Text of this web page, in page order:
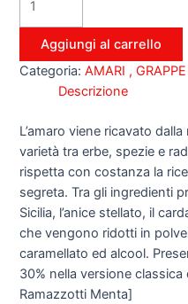
Aggiungi al carrello
Categoria:AMARI ,
Descrizione
L’amaro viene ricavato
varietà tra erbe, spezie e
rispetta con costanza la
segreta. Tra gli ingredienti
Sicilia, l’anice stellato, il
che vengono ridotti in
caramellato ed alcool.
30% nella versione
Ramazzotti Menta]